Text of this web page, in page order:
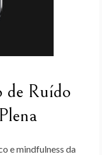
de Ruído
e mindfulness da